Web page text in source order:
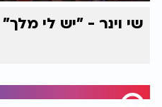
שי וינר - "יש לי מלך"